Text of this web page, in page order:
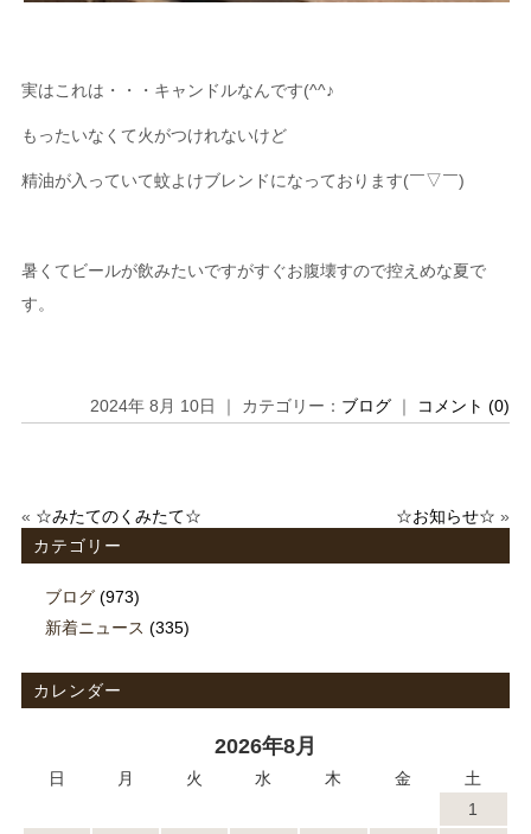
実はこれは・・・キャンドルなんです(^^♪
もったいなくて火がつけれないけど
精油が入っていて蚊よけブレンドになっております(￣▽￣)
暑くてビールが飲みたいですがすぐお腹壊すので控えめな夏で
す。
2024年 8月 10日 ｜ カテゴリー： ブログ ｜ コメント (0)
« ☆みたてのくみたて☆ ☆お知らせ☆ »
カテゴリー
ブログ(973)
新着ニュース (335)
カレンダー
2026年8月
日 月 火 水 木 金
土
1